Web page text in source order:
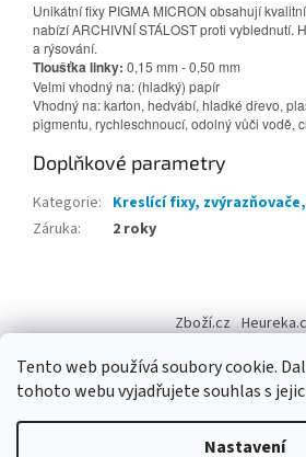
Tento web používá soubory cookie.
tohoto webu vyjadřujete souhlas s
Nastavení
Unikátní fixy PIGMA MICRON obsahují
nabízí ARCHIVNÍ STÁLOST proti vyblednutí.
a rýsování.
Tloušťka linky: 0,15 mm - 0,50 mm
Velmi vhodný na: (hladký) papír
Vhodný na: karton, hedvábí, hladké dřevo,
pigmentu, rychleschnoucí, odolný vůči vodě,
Doplňkové parametry
Kategorie: Kreslící fixy,
Záruka: 2 roky
p
Zboží.cz